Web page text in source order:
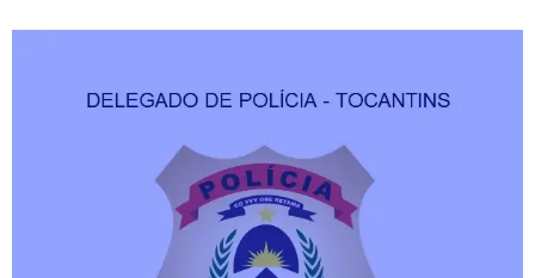
Contato